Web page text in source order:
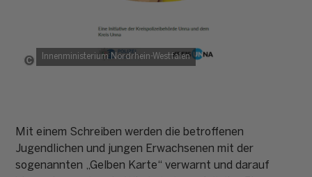
Copyright: Innenministerium Nordrhein-Westfalen
Innenministerium Nordrhein-Westfalen
Mit einem Schreiben werden die betroffenen
Jugendlichen und jungen Erwachsenen mit der
sogenannten „Gelben Karte“ verwarnt und darauf